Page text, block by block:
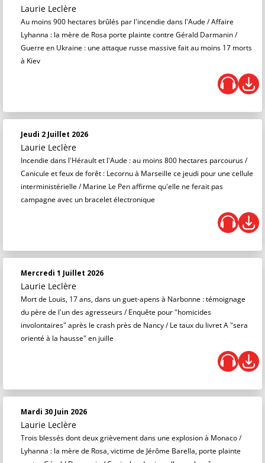
Laurie Leclère
Au moins 900 hectares brûlés par l'incendie dans l'Aude / Affaire
Lyhanna : la mère de Rosa porte plainte contre Gérald Darmanin /
Guerre en Ukraine : une attaque russe massive fait au moins 17 morts
à Kiev
Jeudi 2 Juillet 2026
Laurie Leclère
Incendie dans l'Hérault et l'Aude : au moins 800 hectares parcourus /
Canicule et feux de forêt : Lecornu à Marseille ce jeudi pour une cellule
interministérielle / Marine Le Pen affirme qu'elle ne ferait pas
campagne avec un bracelet électronique
Mercredi 1 Juillet 2026
Laurie Leclère
Mort de Louis, 17 ans, dans un guet-apens à Narbonne : témoignage
du père de l'un des agresseurs / Enquête pour "homicides
involontaires" après le crash près de Nancy / Le taux du livret A "sera
orienté à la hausse" en juille
Mardi 30 Juin 2026
Laurie Leclère
Trois blessés dont deux grièvement dans une explosion à Monaco /
Lyhanna : la mère de Rosa, victime de Jérôme Barella, porte plainte